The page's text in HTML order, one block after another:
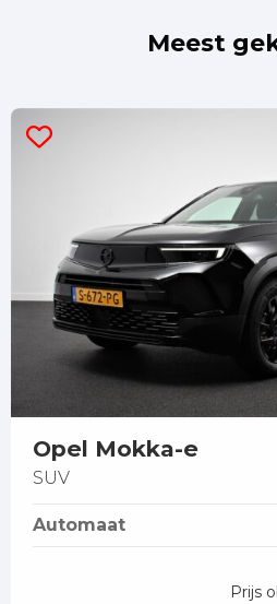
Meest
Opel Mokka-e
SUV
Automaat
Prijs